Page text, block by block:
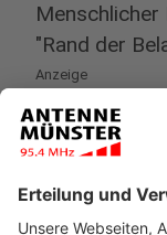
Menschlicher
"Rand der
Anzeige
Der